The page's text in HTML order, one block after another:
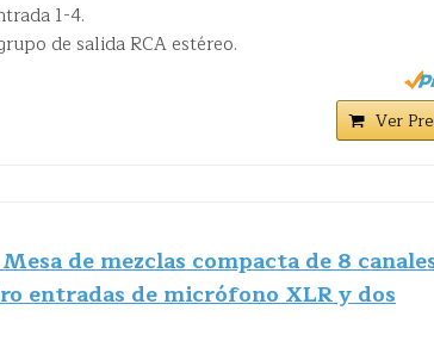
1-4.
de salida RCA estéreo.
Ver
de mezclas compacta de 8
entradas de micrófono XLR y dos